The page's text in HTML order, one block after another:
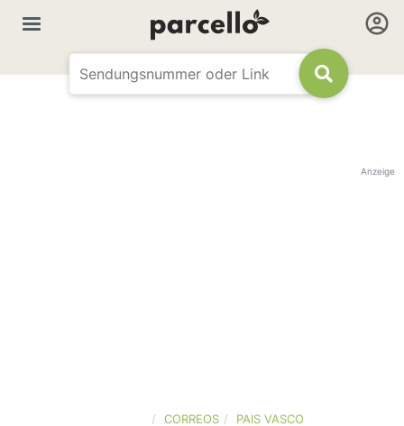
Anzeige
CORREOS PAIS VASCO